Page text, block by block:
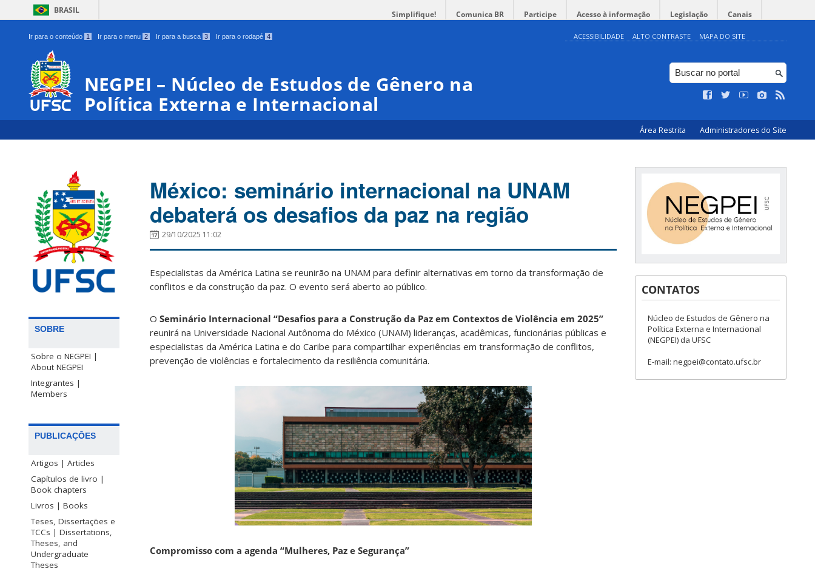
BRASIL Simplifique! Comunica BR Participe Acesso à informação Legislação Canais
Ir para o conteúdo 1 Ir para o menu 2 Ir para a busca 3 Ir para o rodapé 4 ACESSIBILIDADE ALTO CONTRASTE MAPA DO SITE
NEGPEI – Núcleo de Estudos de Gênero na
Política Externa e Internacional
Área Restrita Administradores do Site
SOBRE
Sobre o NEGPEI |
About NEGPEI
Integrantes |
Members
PUBLICAÇŌES
Artigos | Articles
Capítulos de livro |
Book chapters
Livros | Books
Teses, Dissertaçōes e
TCCs | Dissertations,
Theses, and
Undergraduate
Theses
México: seminário internacional na UNAM
debaterá os desafios da paz na região
29/10/2025 11:02
Especialistas da América Latina se reunirão na UNAM para definir alternativas em torno da transformação de
conflitos e da construção da paz. O evento será aberto ao público.
O Seminário Internacional “Desafios para a Construção da Paz em Contextos de Violência em 2025”
reunirá na Universidade Nacional Autônoma do México (UNAM) lideranças, acadêmicas, funcionárias públicas e
especialistas da América Latina e do Caribe para compartilhar experiências em transformação de conflitos,
prevenção de violências e fortalecimento da resiliência comunitária.
Compromisso com a agenda “Mulheres, Paz e Segurança”
CONTATOS
Núcleo de Estudos de Gênero na
Política Externa e Internacional
(NEGPEI) da UFSC
E-mail: negpei@contato.ufsc.br